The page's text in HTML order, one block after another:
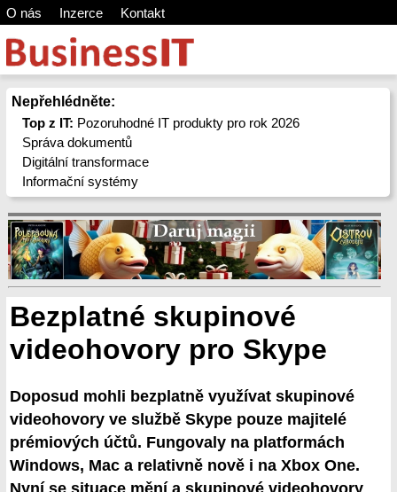
O nás Inzerce Kontakt
Nepřehlédněte:
Top z IT: Pozoruhodné IT produkty pro rok 2026
Správa dokumentů
Digitální transformace
Informační systémy
Bezplatné skupinové
videohovory pro Skype
Doposud mohli bezplatně využívat skupinové
videohovory ve službě Skype pouze majitelé
prémiových účtů. Fungovaly na platformách
Windows, Mac a relativně nově i na Xbox One.